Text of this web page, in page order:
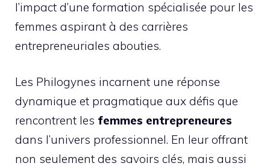
l’impact d’une formation spécialisée pour les
femmes aspirant à des carrières
entrepreneuriales abouties.
Les Philogynes incarnent une réponse
dynamique et pragmatique aux défis que
rencontrent les femmes entrepreneures
dans l’univers professionnel. En leur offrant
non seulement des savoirs clés, mais aussi